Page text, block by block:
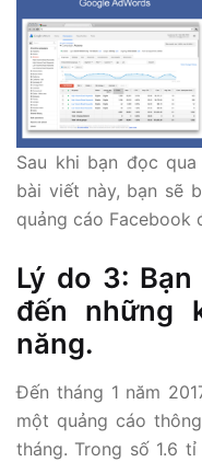
Sau khi bạn đọc
bài viết này, bạn sẽ
quảng cáo Facebook
Lý do 3:
đến những
năng.
Đến tháng 1 năm
một quảng cáo
tháng. Trong số 1.6